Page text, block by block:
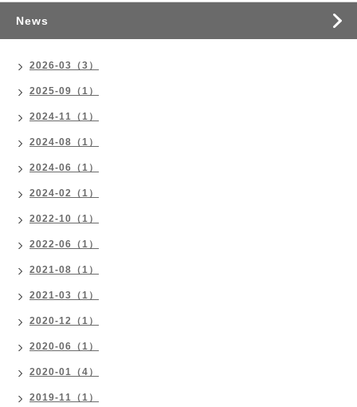
News
2026-03（3）
2025-09（1）
2024-11（1）
2024-08（1）
2024-06（1）
2024-02（1）
2022-10（1）
2022-06（1）
2021-08（1）
2021-03（1）
2020-12（1）
2020-06（1）
2020-01（4）
2019-11（1）